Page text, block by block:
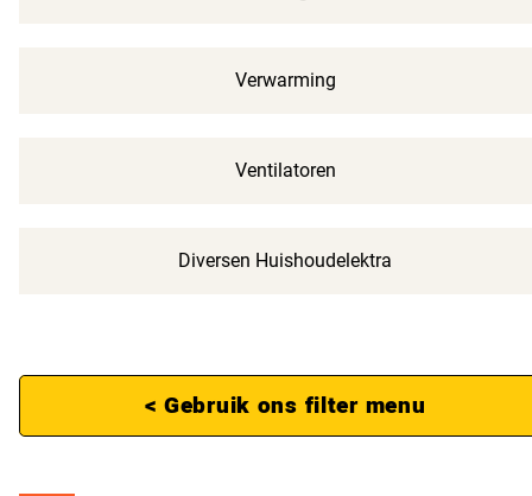
Verwarming
Ventilatoren
Diversen Huishoudelektra
< Gebruik ons filter menu